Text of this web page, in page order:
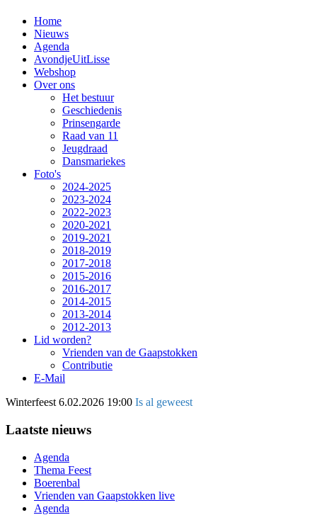
Home
Nieuws
Agenda
AvondjeUitLisse
Webshop
Over ons
Het bestuur
Geschiedenis
Prinsengarde
Raad van 11
Jeugdraad
Dansmariekes
Foto's
2024-2025
2023-2024
2022-2023
2020-2021
2019-2021
2018-2019
2017-2018
2015-2016
2016-2017
2014-2015
2013-2014
2012-2013
Lid worden?
Vrienden van de Gaapstokken
Contributie
E-Mail
Winterfeest 6.02.2026 19:00 Is al geweest
Laatste nieuws
Agenda
Thema Feest
Boerenbal
Vrienden van Gaapstokken live
Agenda